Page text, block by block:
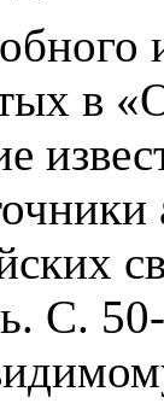
в
С.